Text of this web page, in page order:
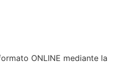
ONLINE mediante la